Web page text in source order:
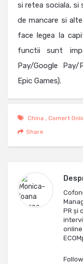
si retea sociala, si
de mancare si
face legea la
functii sunt
Pay/Google Pay/
Epic Games).
China , Comert
Share
PR și